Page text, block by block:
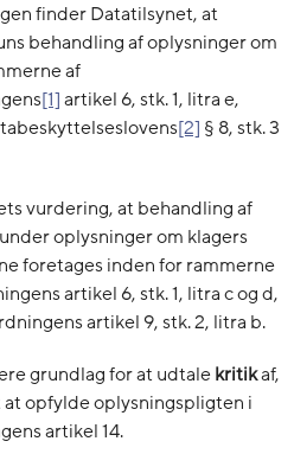
finder Datatilsynet, at
behandling af oplysninger om
af
[1]artikel 6, stk. 1, litra e,
[2] § 8, stk. 3
vurdering, at behandling af
oplysninger om klagers
foretages inden for rammerne
artikel 6, stk. 1, litra c og d,
artikel 9, stk. 2, litra b.
grundlag for at udtalekritikaf,
opfylde oplysningspligten i
artikel 14.